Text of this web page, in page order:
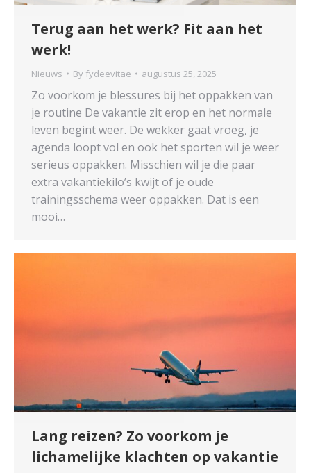
Terug aan het werk? Fit aan het
werk!
Nieuws By fydeevitae augustus 25, 2025
Zo voorkom je blessures bij het oppakken van
je routine De vakantie zit erop en het normale
leven begint weer. De wekker gaat vroeg, je
agenda loopt vol en ook het sporten wil je weer
serieus oppakken. Misschien wil je die paar
extra vakantiekilo’s kwijt of je oude
trainingsschema weer oppakken. Dat is een
mooi…
Lang reizen? Zo voorkom je
lichamelijke klachten op vakantie